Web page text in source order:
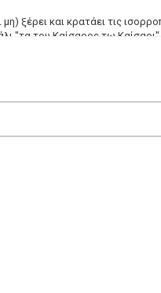
ξέρει και κρατάει τις
"τα του Καίσαρος τω
των Ηνωμένων Πολιτειών